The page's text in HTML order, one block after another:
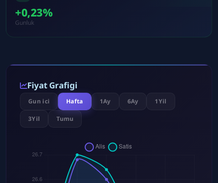
+0,23%
Gunluk
Fiyat Grafigi
Gun ici Hafta 1Ay 6Ay 1Yil
3Yil Tumu